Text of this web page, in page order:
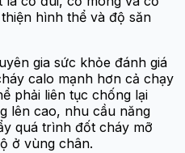
hình thể và độ săn
gia sức khỏe đánh giá
calo mạnh hơn cả chạy
phải liên tục chống lại
lên cao, nhu cầu năng
quá trình đốt cháy mỡ
ở vùng chân.